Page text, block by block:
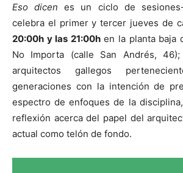
Eso dicenes un ciclo de
celebra el primer y tercer jueves de
20:00h y las 21:00hen la planta baja
No Importa (calle San Andrés,
arquitectos gallegos
generaciones con la intención de
espectro de enfoques de la
reflexión acerca del papel del
actual como telón de fondo.